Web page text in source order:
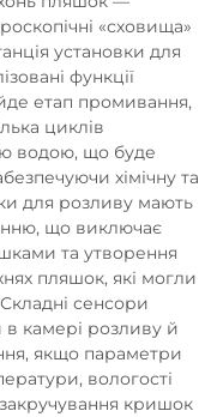
«сховища»
установки для
функції
етап промивання,
циклів
водою, що буде
хімічну та
для розливу мають
що виключає
та утворення
пляшок, які могли
сенсори
камері розливу й
якщо параметри
вологості
закручування кришок